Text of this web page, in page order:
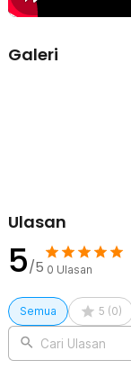
Galeri
Ulasan
5/5 0 Ulasan
Semua 5 (0)
Cari Ulasan